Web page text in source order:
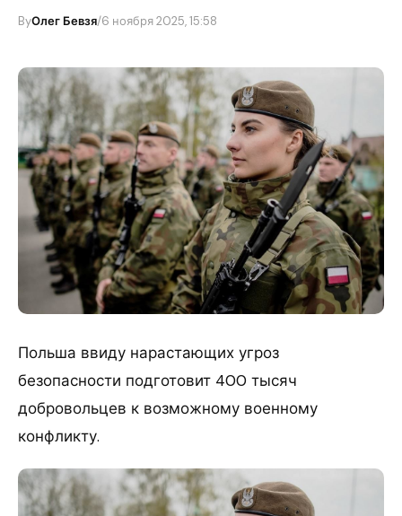
ByОлег Бевзя/6 ноября 2025, 15:58
Польша ввиду нарастающих угроз
безопасности подготовит 400 тысяч
добровольцев к возможному военному
конфликту.